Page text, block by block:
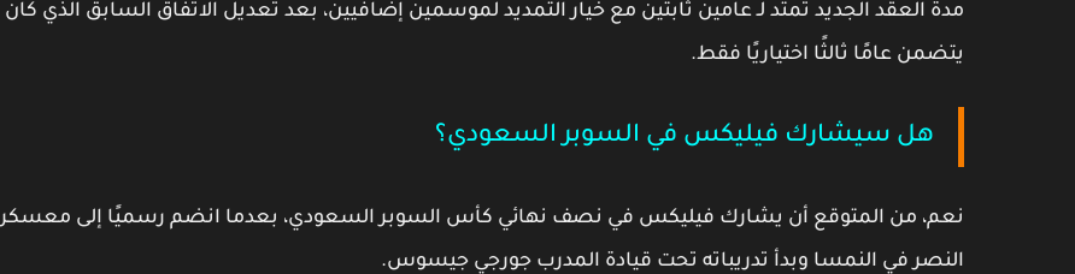
مدة العقد الجديد تمتد لـعامين ثابتين مع خيار التمديد لموسمين إضافيين، بعد تعديل الاتفاق السابق الذي كان
يتضمن عامًا ثالثًا اختياريًا فقط.
هل سيشارك فيليكس في السوبر السعودي؟
نعم، من المتوقع أن يشارك فيليكس في نصف نهائي كأس السوبر السعودي، بعدما انضم رسميًا إلى معسكر
النصر في النمسا وبدأ تدريباته تحت قيادة المدرب جورجي جيسوس.